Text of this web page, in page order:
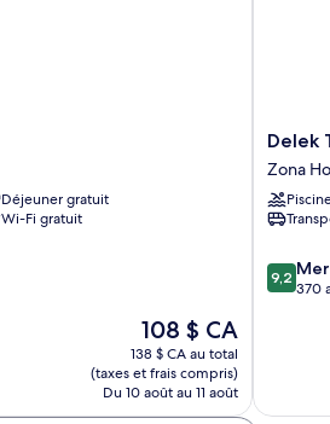
Déjeuner gratuit
Wi-Fi gratuit
Le
prix
est
de
108 $ CA
108 $ CA
138 $ CA au total
(taxes et frais compris)
Du 10 août au 11 août
Delek
Tulum
Zona
Hotelera
Delek
Zona
9.2
sur
9,2
370